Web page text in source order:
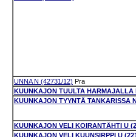
UNNA N (42731/12) Pra
KUUNKAJON TUULTA HARMAJALLA
KUUNKAJON TYYNTÄ TANKARISSA
KUUNKAJON VELI KOIRANTÄHTI U
KUUNKAJON VELI KUUNSIRPPI U